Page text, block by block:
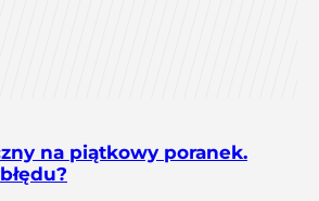
na piątkowy poranek.